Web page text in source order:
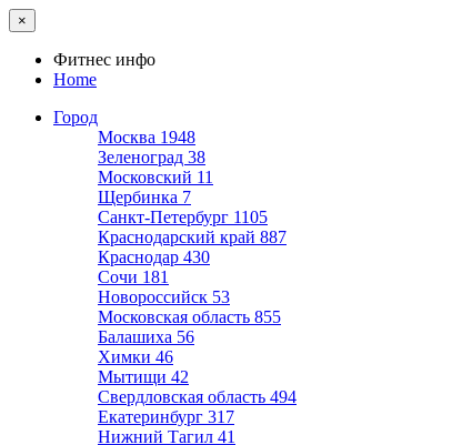
×
Фитнес инфо
Home
Город
Москва 1948
Зеленоград 38
Московский 11
Щербинка 7
Санкт-Петербург 1105
Краснодарский край 887
Краснодар 430
Сочи 181
Новороссийск 53
Московская область 855
Балашиха 56
Химки 46
Мытищи 42
Свердловская область 494
Екатеринбург 317
Нижний Тагил 41